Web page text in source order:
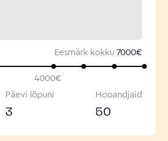
Eesmärk kokku 7000€
4000€
Päevi lõpuni
3
Hooandjaid
50